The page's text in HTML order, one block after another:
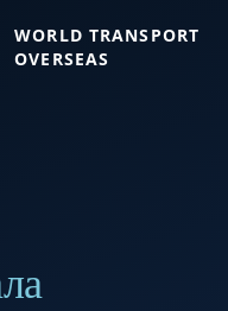
WORLD TRANSPORT
OVERSEAS